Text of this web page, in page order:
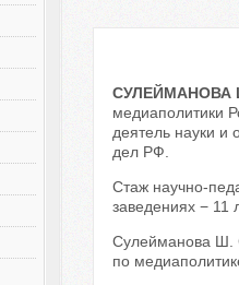
СУЛЕЙМАНОВА
медиаполитики
деятель науки и
дел РФ.
Стаж научно-
заведениях − 11
Сулейманова Ш.
по